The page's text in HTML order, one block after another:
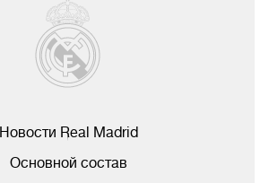
Новости Real Madrid
Основной состав